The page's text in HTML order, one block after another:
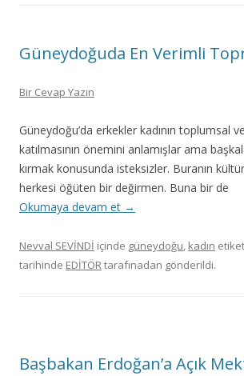
Güneydoğuda En Verimli
Bir Cevap Yazın
Güneydoğu’da erkekler kadının toplumsal
katılmasının önemini anlamışlar ama
kırmak konusunda isteksizler. Buranın
herkesi öğüten bir değirmen. Buna bir de
Okumaya devam et →
Nevval SEVİNDİ içinde güneydoğu, kadın
tarihinde EDİTÖRtarafınadan gönderildi.
Başbakan Erdoğan’a Açık